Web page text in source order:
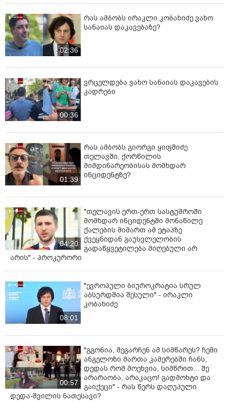
02:36
რას ამბობს ირაკლი კობახიძე ვახო
სანაიას დაკავებაზე?
00:36
ვრცელდება ვახო სანაიას დაკავების
კადრები
01:39
რას ამბობს გიორგი ყიფშიძე
თელავში, ქორწილის
მიმდინარეობისას მომხდარ
ინციდენტზე?
04:20
"თელავის ერთ-ერთ სასტუმროში
მომხდარ ინციდენტში მონაწილე
ქალების მიმართ ამ ეტაპზე
ქვეყნიდან გაუსვლელობის
გადაწყვეტილება მიღებული არ
არის" - პროკურორი
08:01
"ევროპული ბიუროკრატია სრულ
აბსურდშია შესული" - ირაკლი
კობახიძე
00:57
"გგონია, შეგარჩენ ამ სიმწარეს? ჩემი
ანგელოზი მართა კამერებში ჩანს,
დედას რომ მოეხვია, სიმწრით... შე
არარაობა, არაკაცო! გადმოხტი და
გაიქეცი" - რას წერს დაღუპული
დედა-შვილის ნათესავი?